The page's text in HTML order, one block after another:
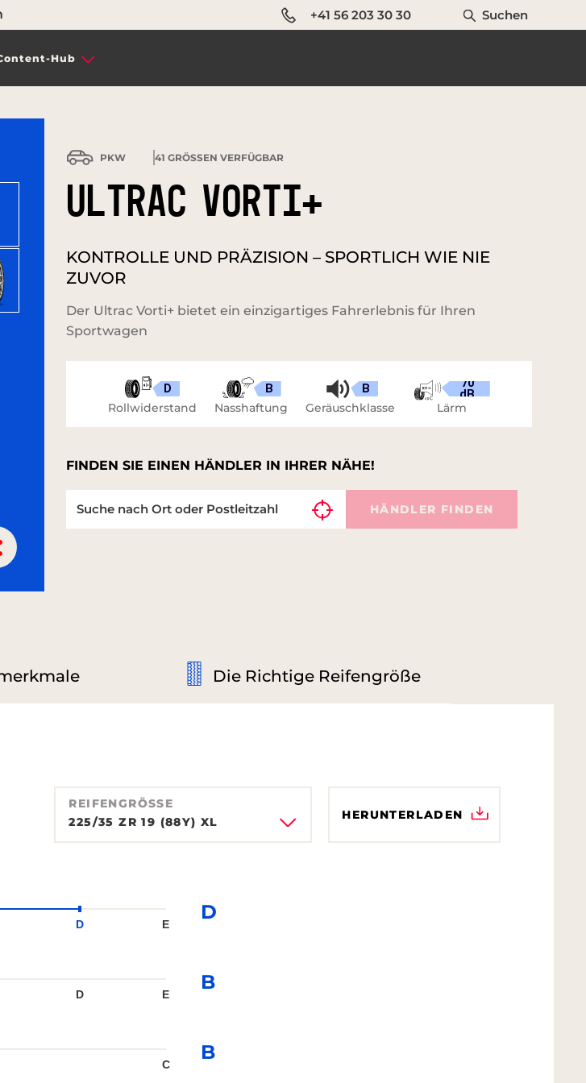
+41 56 203 30 30 Suchen
Hub
PKW 41 GRÖSSEN VERFÜGBAR
ULTRAC VORTI+
KONTROLLE UND PRÄZISION – SPORTLICH WIE NIE
ZUVOR
Der Ultrac Vorti+ bietet ein einzigartiges Fahrerlebnis für Ihren
Sportwagen
D
Rollwiderstand
B
Nasshaftung
B
Geräuschklasse
70
dB
Lärm
FINDEN SIE EINEN HÄNDLER IN IHRER NÄHE!
HÄNDLER FINDEN
Die Richtige Reifengröße
REIFENGRÖSSE
225/35 ZR 19 (88Y) XL
HERUNTERLADEN
D E
D
D E
B
C
B